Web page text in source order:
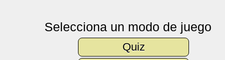
Selecciona un modo de juego
Quiz